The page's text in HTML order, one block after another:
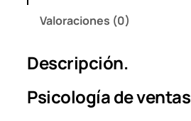
t
–
r
Valoraciones (0)
Descripción.
Psicología de ventas